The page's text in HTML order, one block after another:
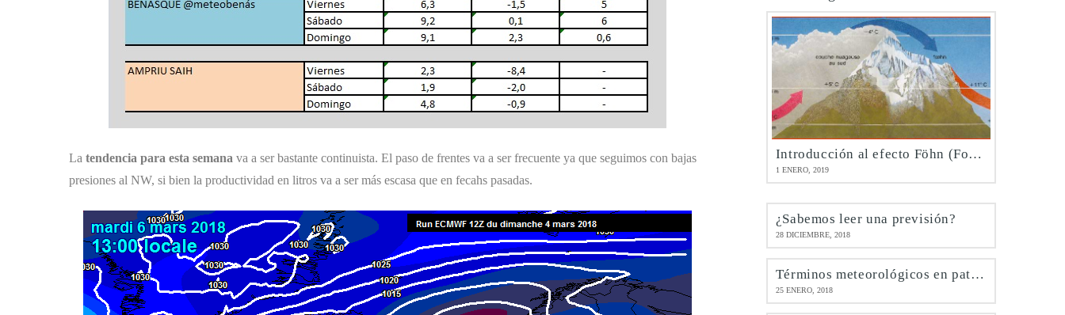
La tendencia para esta semana va a ser bastante continuista. El paso de frentes va a ser frecuente ya que seguimos con bajas
presiones al NW, si bien la productividad en litros va a ser más escasa que en fecahs pasadas.
Introducción al efecto Föhn (Foehn)
1 ENERO, 2019
¿Sabemos leer una previsión?
28 DICIEMBRE, 2018
Términos meteorológicos en patués
25 ENERO, 2018